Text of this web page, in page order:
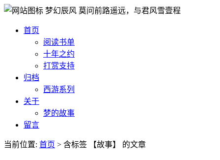
梦幻辰风 莫问前路遥远，与君风雪壹程
首页
阅读书单
十年之约
打赏支持
归档
西游系列
关于
梦的故事
留言
当前位置: 首页 > 含标签 【故事】 的文章